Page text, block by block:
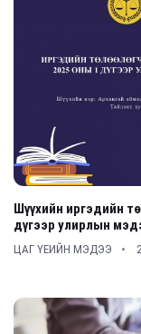
Шүүхийн иргэдийн
дүгээр улирлын
ЦАГ ҮЕИЙН МЭДЭЭ